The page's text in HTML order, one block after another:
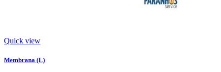
Quick view
Membrana (L)